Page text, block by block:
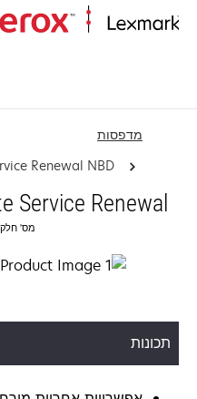
מדפסות
Renewal NBD
Service Renewal
מס' חלק.:
תכונות